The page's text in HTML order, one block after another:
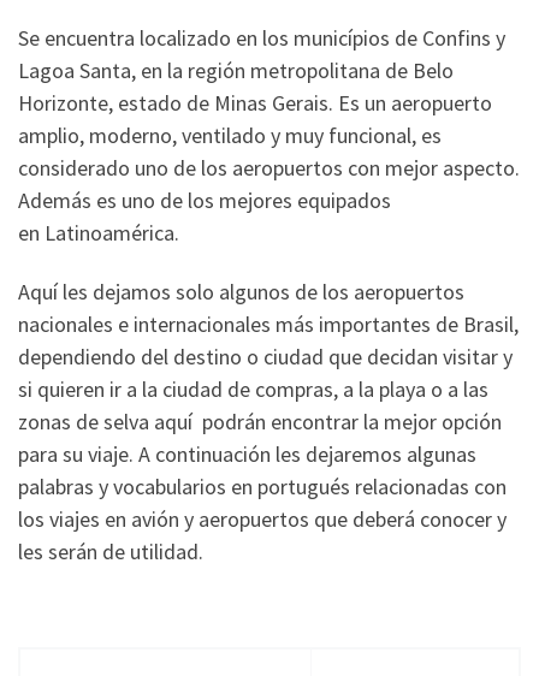
Se encuentra localizado en los municípios de Confins y
Lagoa Santa, en la región metropolitana de Belo
Horizonte, estado de Minas Gerais. Es un aeropuerto
amplio, moderno, ventilado y muy funcional, es
considerado uno de los aeropuertos con mejor aspecto.
Además es uno de los mejores equipados
en Latinoamérica.
Aquí les dejamos solo algunos de los aeropuertos
nacionales e internacionales más importantes de Brasil,
dependiendo del destino o ciudad que decidan visitar y
si quieren ir a la ciudad de compras, a la playa o a las
zonas de selva aquí podrán encontrar la mejor opción
para su viaje. A continuación les dejaremos algunas
palabras y vocabularios en portugués relacionadas con
los viajes en avión y aeropuertos que deberá conocer y
les serán de utilidad.